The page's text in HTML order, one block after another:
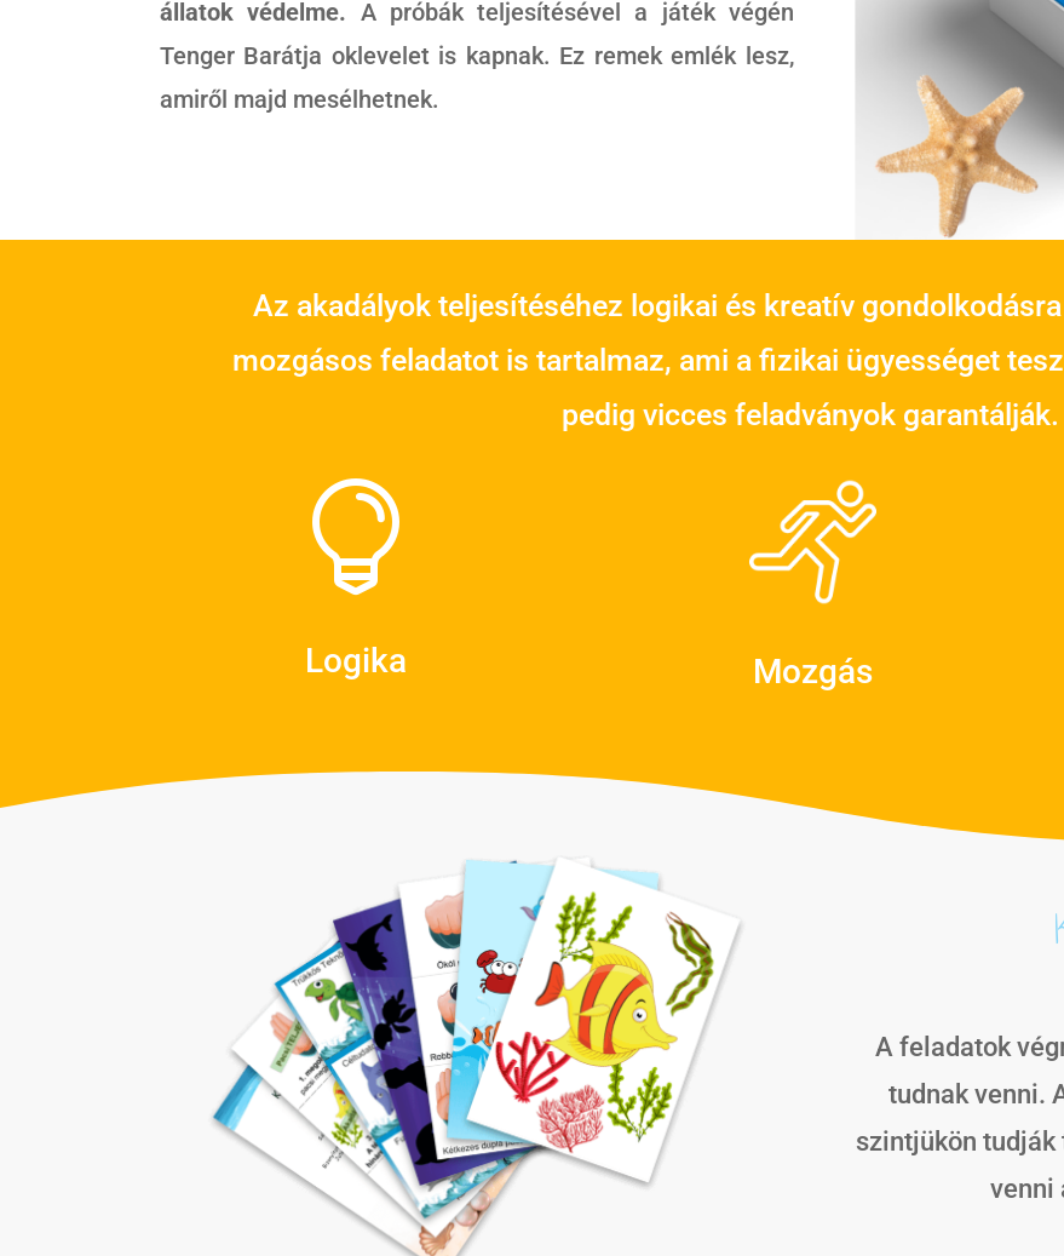
állatok védelme. A próbák teljesítésével a játék végén
Tenger Barátja oklevelet is kapnak. Ez remek emlék lesz,
amiről majd mesélhetnek.
Az akadályok teljesítéséhez logikai és kreatív
mozgásos feladatot is tartalmaz, ami a fizikai ügyességet
pedig vicces feladványok garantálják.

Logika Mozgás
A feladatok
tudnak venni.
szintjükön
venni